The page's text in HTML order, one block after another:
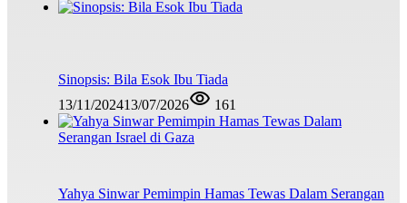
Sinopsis: Bila Esok Ibu Tiada
13/11/202413/07/2026 161
Yahya Sinwar Pemimpin Hamas Tewas Dalam Serangan